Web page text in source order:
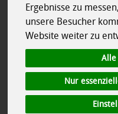
Ergebnisse zu
unsere Besucher
Website weiter zu
Alle
Nur